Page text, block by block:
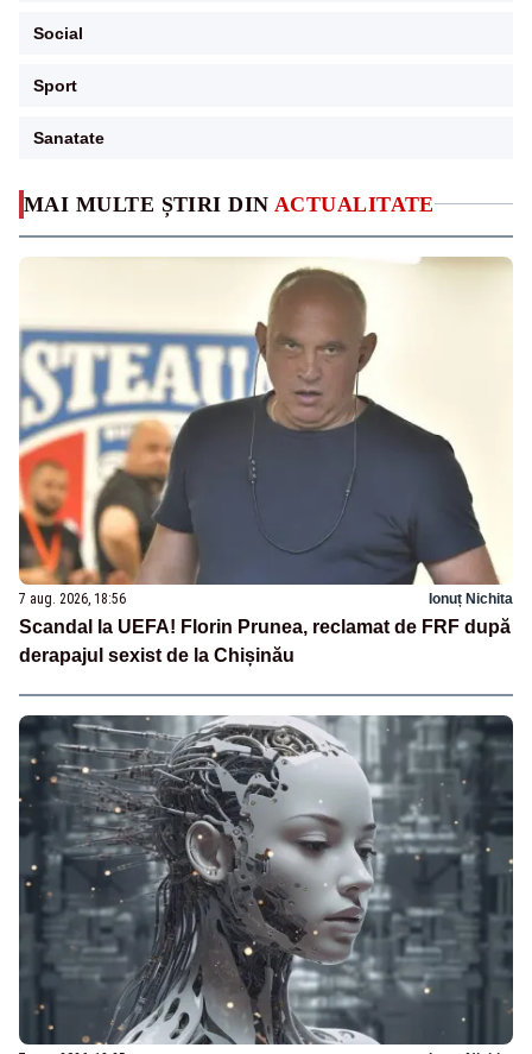
MAI MULTE ȘTIRI DIN ACTUALITATE
7 aug. 2026, 18:56 Ionuț Nichita
Scandal la UEFA! Florin Prunea, reclamat de FRF după
derapajul sexist de la Chișinău
Social
Sport
Sanatate